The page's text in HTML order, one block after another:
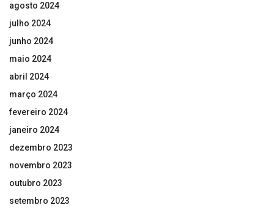
agosto 2024
julho 2024
junho 2024
maio 2024
abril 2024
março 2024
fevereiro 2024
janeiro 2024
dezembro 2023
novembro 2023
outubro 2023
setembro 2023